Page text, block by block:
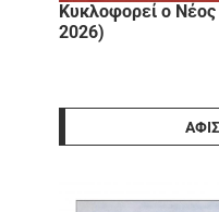
Κυκλοφορεί ο
2026)